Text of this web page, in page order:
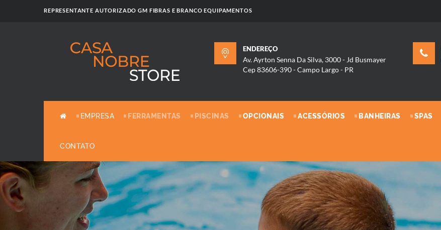
REPRESENTANTE AUTORIZADO GM FIBRAS E BRANCO EQUIPAMENTOS
ENDEREÇO
Av. Ayrton Senna Da Silva, 3000 - Jd Busmayer
Cep 83606-390 - Campo Largo - PR
EMPRESA FERRAMENTAS PISCINAS OPCIONAIS ACESSÓRIOS BANHEIRAS SPAS
CONTATO